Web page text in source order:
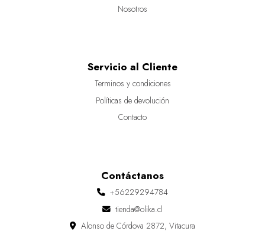
Nosotros
Servicio al Cliente
Terminos y condiciones
Políticas de devolución
Contacto
Contáctanos
+56229294784
tienda@olika.cl
Alonso de Córdova 2872, Vitacura